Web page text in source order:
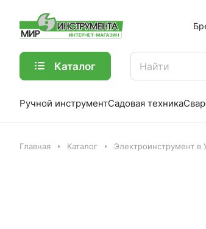
Каталог
Ручной инструментСадовая техника
Главная Каталог Электроинструмент в